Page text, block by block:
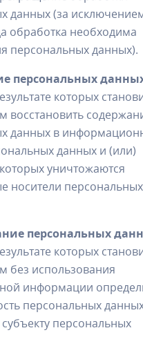
данных (за
обработка необходима
персональных данных).
персональных
которых
восстановить
данных в
данных и (или)
уничтожаются
носители персональных
персональных
которых
без использования
информации
персональных
персональных